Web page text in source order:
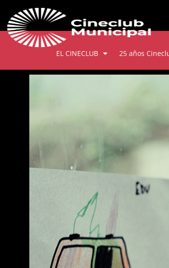
EL CINECLUB 25 años